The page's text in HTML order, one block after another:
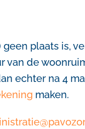
plaats is,
van de
echter na 4
maken.